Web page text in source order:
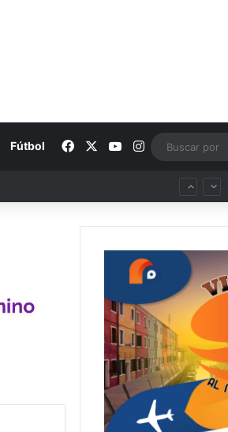
Fútbol Facebook YouTubeInstagram